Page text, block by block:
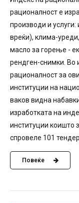
рационалност е
производи и
вреќи), клима-
масло за горење -
рендген-снимки. Во
рационалност за
институции на
ваков видна
изработката на
институции коишто
спровеле 101 тендер.
Повеќе